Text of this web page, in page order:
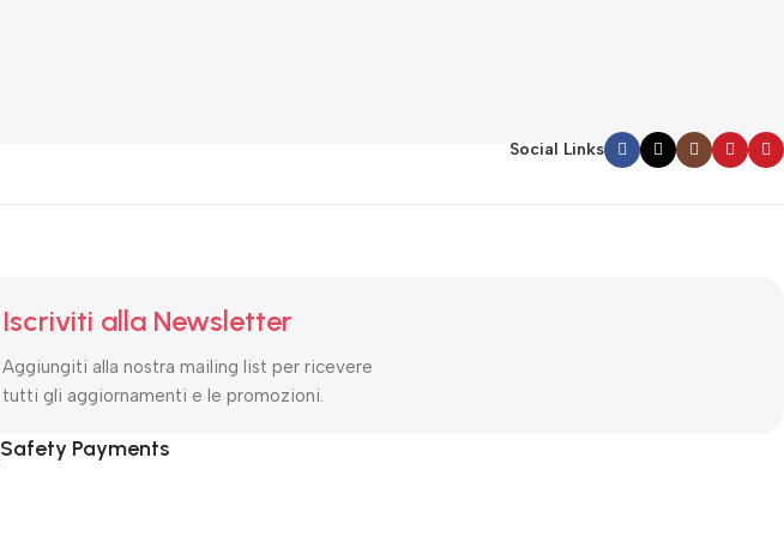
Social Links
Iscriviti alla Newsletter
Aggiungiti alla nostra mailing list per ricevere
tutti gli aggiornamenti e le promozioni.
Safety Payments